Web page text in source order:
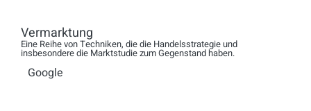
Firmen oder Produktnamen können
Handelsbezeichnungen oder eingetragene Warenzeichen
Vermarktung
Eine Reihe von Techniken, die die Handelsstrategie und
insbesondere die Marktstudie zum Gegenstand haben.
Google